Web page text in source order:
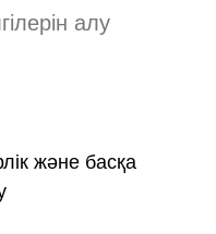
алу
және басқа